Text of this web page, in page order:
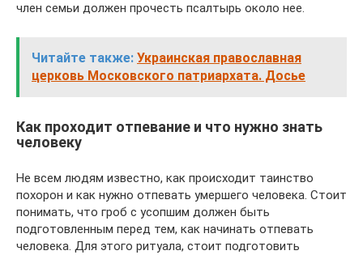
член семьи должен прочесть псалтырь около нее.
Читайте также: Украинская православная
церковь Московского патриархата. Досье
Как проходит отпевание и что нужно знать
человеку
Не всем людям известно, как происходит таинство
похорон и как нужно отпевать умершего человека. Стоит
понимать, что гроб с усопшим должен быть
подготовленным перед тем, как начинать отпевать
человека. Для этого ритуала, стоит подготовить